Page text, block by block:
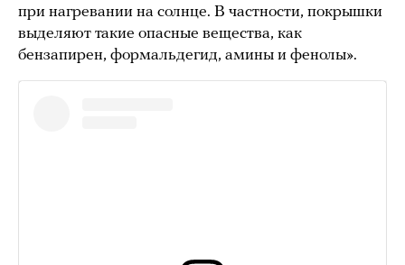
при нагревании на солнце. В частности, покрышки
выделяют такие опасные вещества, как
бензапирен, формальдегид, амины и фенолы».